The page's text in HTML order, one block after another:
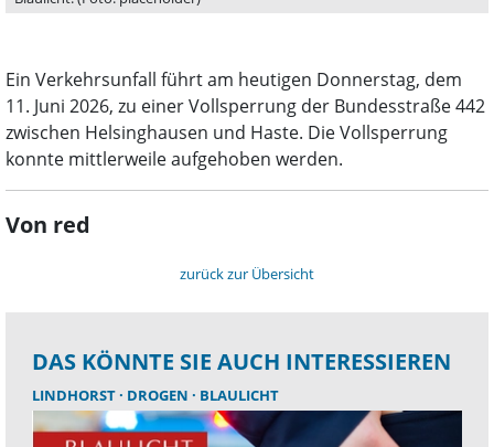
Ein Verkehrsunfall führt am heutigen Donnerstag, dem
11. Juni 2026, zu einer Vollsperrung der Bundesstraße 442
zwischen Helsinghausen und Haste. Die Vollsperrung
konnte mittlerweile aufgehoben werden.
Von red
zurück zur Übersicht
DAS KÖNNTE SIE AUCH INTERESSIEREN
LINDHORST DROGEN BLAULICHT